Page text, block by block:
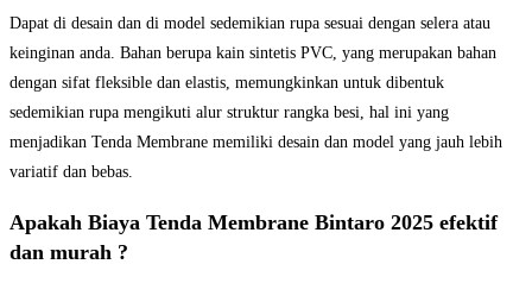
Dapat di desain dan di model sedemikian rupa sesuai dengan selera atau
keinginan anda. Bahan berupa kain sintetis PVC, yang merupakan bahan
dengan sifat fleksible dan elastis, memungkinkan untuk dibentuk
sedemikian rupa mengikuti alur struktur rangka besi, hal ini yang
menjadikan Tenda Membrane memiliki desain dan model yang jauh lebih
variatif dan bebas.
Apakah Biaya Tenda Membrane Bintaro 2025 efektif
dan murah ?